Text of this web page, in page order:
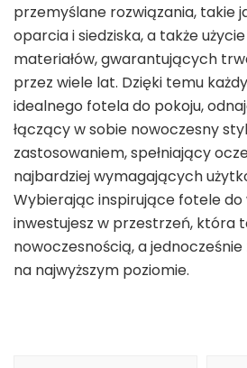
przemyślane rozwiązania, takie
oparcia i siedziska, a także
materiałów, gwarantujących
przez wiele lat. Dzięki temu
idealnego fotela do pokoju,
łączący w sobie nowoczesny
zastosowaniem, spełniający
najbardziej wymagających
Wybierając inspirujące fotele do
inwestujesz w przestrzeń, która
nowoczesnością, a
na najwyższym poziomie.